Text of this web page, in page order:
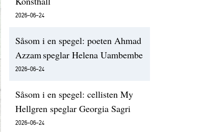
2026-06-24
Såsom i en spegel: poeten Ahmad
Azzam speglar Helena Uambembe
2026-06-24
Såsom i en spegel: cellisten My
Hellgren speglar Georgia Sagri
2026-06-24